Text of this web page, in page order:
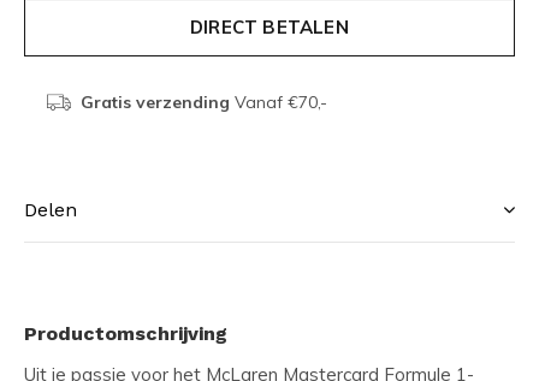
DIRECT BETALEN
Gratis verzending Vanaf €70,-
Delen
Productomschrijving
Uit je passie voor het McLaren Mastercard Formule 1-